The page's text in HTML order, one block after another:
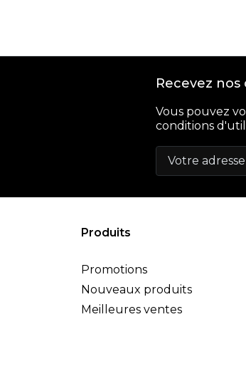
Recevez
Vous pouvez
conditions
Produits
Promotions
Nouveaux produits
Meilleures ventes